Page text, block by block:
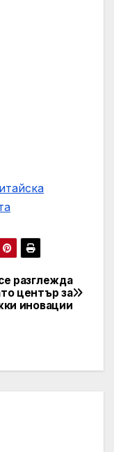
разглежда
център за
иновации